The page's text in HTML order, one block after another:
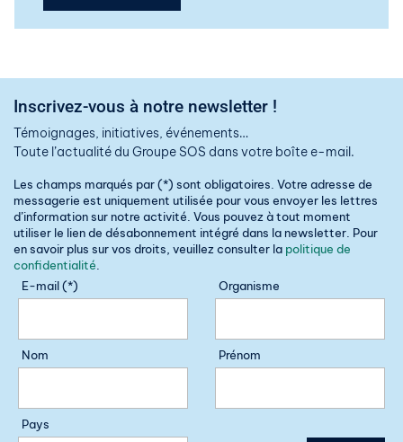
Inscrivez-vous à notre newsletter !
Témoignages, initiatives, événements…
Toute l’actualité du Groupe SOS dans votre boîte e-mail.
Les champs marqués par (*) sont obligatoires. Votre adresse de
messagerie est uniquement utilisée pour vous envoyer les lettres
d’information sur notre activité. Vous pouvez à tout moment
utiliser le lien de désabonnement intégré dans la newsletter. Pour
en savoir plus sur vos droits, veuillez consulter la politique de
confidentialité
E-mail (*)
Organisme
Nom Prénom
Pays